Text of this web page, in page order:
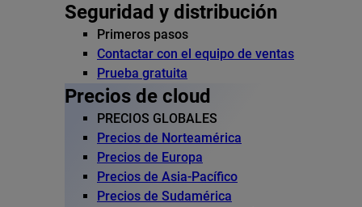
Seguridad y distribución
Primeros pasos
Contactar con el equipo de ventas
Prueba gratuita
Precios de cloud
PRECIOS GLOBALES
Precios de Norteamérica
Precios de Europa
Precios de Asia-Pacífico
Precios de Sudamérica